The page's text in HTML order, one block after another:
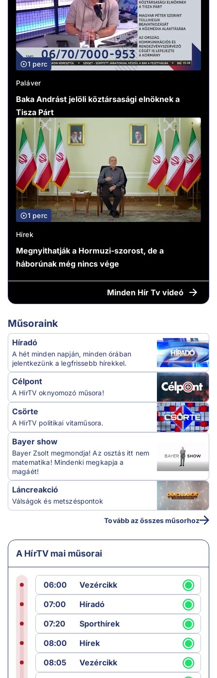
1 perc
Paláver
Baka Andrást jelöli köztársasági elnöknek a
Tisza Párt
1 perc
Hírek
Megnyithatják a Hormuzi-szorost, de a
háborúnak még nincs vége
Minden Hír Tv videó
Műsoraink
Híradó
A hét minden napján, minden órában
jelentkezünk a legfrissebb hírekkel.
Célpont
A HírTV oknyomozó műsora!
Csörte
A HírTV politikai vitaműsora.
Bayer show
Bayer Zsolt megmondja! Az osztás itt nem
matematika! Mindenki megkapja a
magáét!
Láncreakció
Válságok és metszéspontok
Tovább az összes műsorhoz
A HírTV mai műsorai
06:00
Vezércikk
07:00
Híradó
07:20
Sporthírek
08:00
Hírek
08:05
Vezércikk